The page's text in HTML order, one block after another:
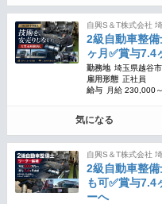
自興S＆T株式会社
2級自動車整
ヶ月✅賞与7.4
勤務地 埼玉県越谷市
雇用形態 正社員
給与
月給 230,000
気になる
自興S＆T株式会社
2級自動車整
も可✅賞与7.4
ーへ